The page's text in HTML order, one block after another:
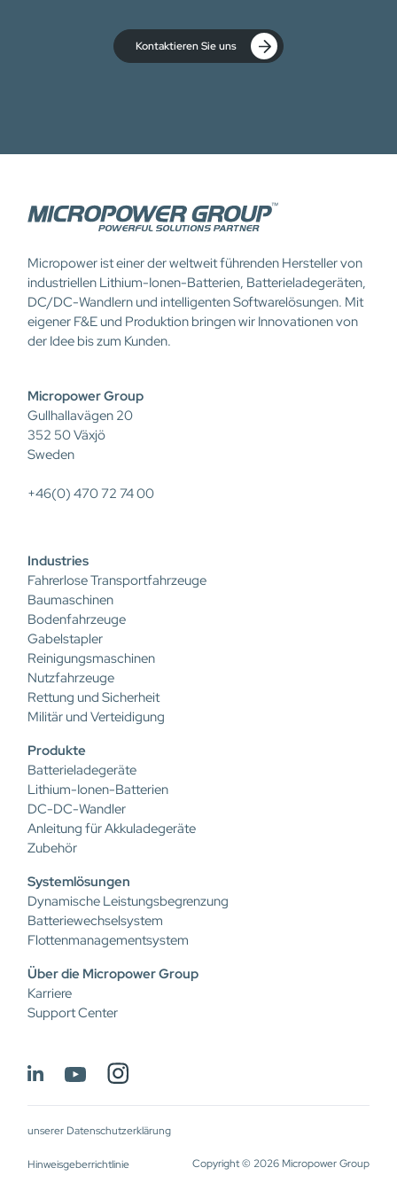
Kontaktieren Sie uns
Micropower ist einer der weltweit führenden Hersteller von
industriellen Lithium-Ionen-Batterien, Batterieladegeräten,
DC/DC-Wandlern und intelligenten Softwarelösungen. Mit
eigener F&E und Produktion bringen wir Innovationen von
der Idee bis zum Kunden.
Micropower Group
Gullhallavägen 20
352 50 Växjö
Sweden
+46(0) 470 72 74 00
Industries
Fahrerlose Transportfahrzeuge
Baumaschinen
Bodenfahrzeuge
Gabelstapler
Reinigungsmaschinen
Nutzfahrzeuge
Rettung und Sicherheit
Militär und Verteidigung
Produkte
Batterieladegeräte
Lithium-Ionen-Batterien
DC-DC-Wandler
Anleitung für Akkuladegeräte
Zubehör
Systemlösungen
Dynamische Leistungsbegrenzung
Batteriewechselsystem
Flottenmanagementsystem
Über die Micropower Group
Karriere
Support Center
unserer Datenschutzerklärung
Hinweisgeberrichtlinie Copyright © 2026 Micropower Group